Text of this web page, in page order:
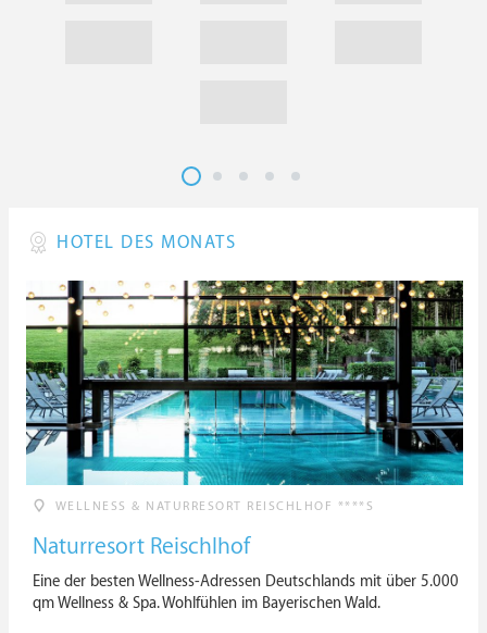
HOTEL DES MONATS
WELLNESS & NATURRESORT REISCHLHOF ****S
Naturresort Reischlhof
Eine der besten Wellness-Adressen Deutschlands mit über 5.000
qm Wellness & Spa. Wohlfühlen im Bayerischen Wald.